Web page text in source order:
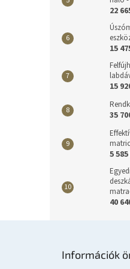
22
15
15
35
5
40
Információk